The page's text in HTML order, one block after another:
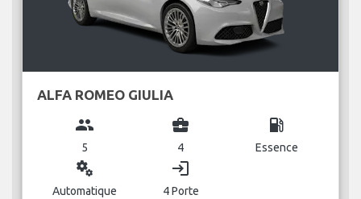
ALFA ROMEO GIULIA
group
5
business_center
4
local_gas_station
Essence
miscellaneous_services
Automatique
login
4 Porte